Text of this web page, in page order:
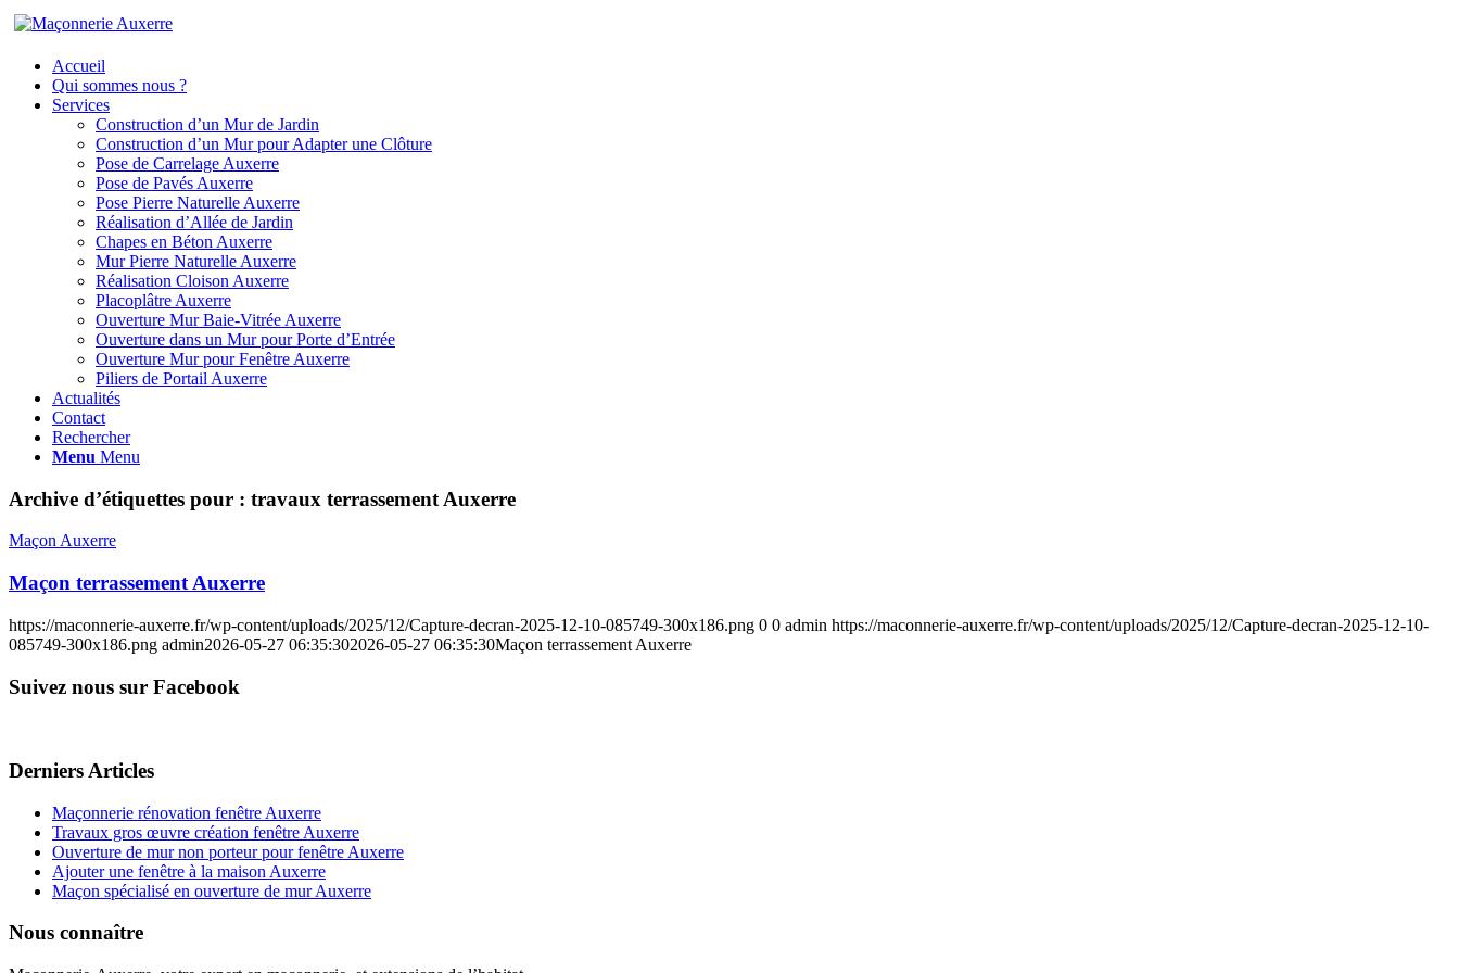
Accueil
Qui sommes nous ?
Services
Construction d’un Mur de Jardin
Construction d’un Mur pour Adapter une Clôture
Pose de Carrelage Auxerre
Pose de Pavés Auxerre
Pose Pierre Naturelle Auxerre
Réalisation d’Allée de Jardin
Chapes en Béton Auxerre
Mur Pierre Naturelle Auxerre
Réalisation Cloison Auxerre
Placoplâtre Auxerre
Ouverture Mur Baie-Vitrée Auxerre
Ouverture dans un Mur pour Porte d’Entrée
Ouverture Mur pour Fenêtre Auxerre
Piliers de Portail Auxerre
Actualités
Contact
Rechercher
Menu Menu
Archive d’étiquettes pour : travaux terrassement Auxerre
Maçon Auxerre
Maçon terrassement Auxerre
https://maconnerie-auxerre.fr/wp-content/uploads/2025/12/Capture-decran-2025-12-10-085749-300x186.png 0 0 admin https://maconnerie-auxerre.fr/wp-content/uploads/2025/12/Capture-decran-2025-12-10-
085749-300x186.png admin2026-05-27 06:35:302026-05-27 06:35:30Maçon terrassement Auxerre
Suivez nous sur Facebook
Derniers Articles
Maçonnerie rénovation fenêtre Auxerre
Travaux gros œuvre création fenêtre Auxerre
Ouverture de mur non porteur pour fenêtre Auxerre
Ajouter une fenêtre à la maison Auxerre
Maçon spécialisé en ouverture de mur Auxerre
Nous connaître